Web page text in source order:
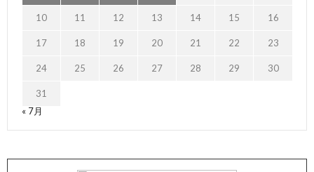
10 11 12 13 14 15 16
17 18 19 20 21 22 23
24 25 26 27 28 29 30
31
« 7月